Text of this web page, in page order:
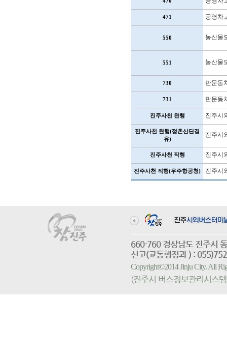
471 공영차
550 농산물
551 농산물
730 판문동
731 판문동
진주사천 완행 진주시
진주사천 완행(정촌산단경
유)
진주시
진주사천 직행 진주시
진주사천 직행(우주항공청) 진주시
660-760 경상남도 진
신고(교통행정과 ) :
Copyright©2014 Jinju City. All
(진주시 버스정보관리시스